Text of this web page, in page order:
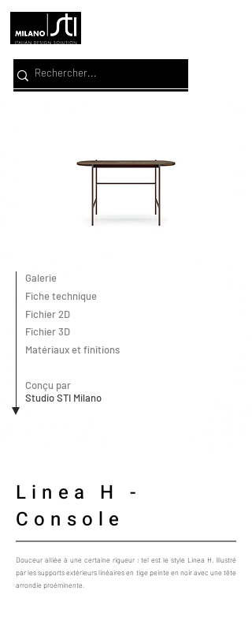
Galerie
Fiche technique
Fichier 2D
Fichier 3D
Matériaux et finitions
Conçu par
Studio STI Milano
Linea H -
Console
Douceur alliée à une certaine rigueur : tel est le style Linea H, illustré
par les supports extérieurs linéaires en tige peinte en noir avec une tête
arrondie proéminente.